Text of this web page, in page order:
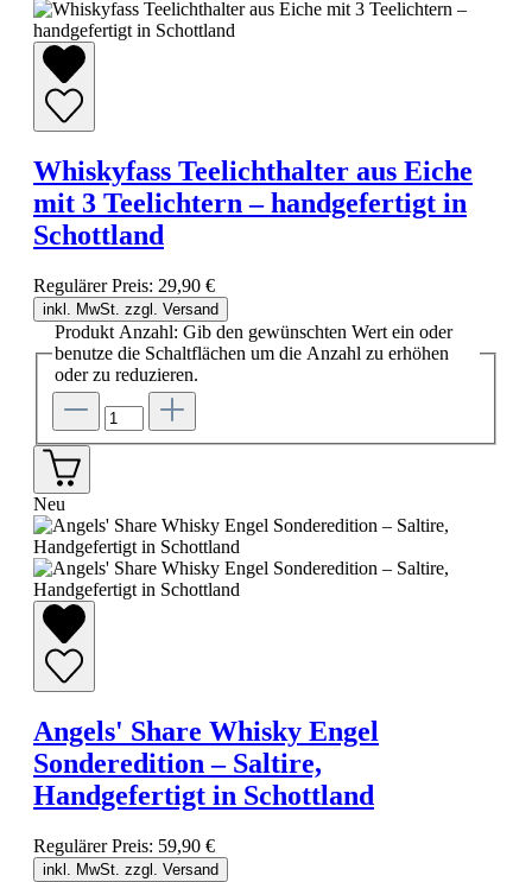
Whiskyfass Teelichthalter aus Eiche
mit 3 Teelichtern – handgefertigt in
Schottland
Regulärer Preis: 29,90 €
inkl. MwSt. zzgl. Versand
Produkt Anzahl: Gib den gewünschten Wert ein oder
benutze die Schaltflächen um die Anzahl zu erhöhen
oder zu reduzieren.
Neu
Angels' Share Whisky Engel
Sonderedition – Saltire,
Handgefertigt in Schottland
Regulärer Preis: 59,90 €
inkl. MwSt. zzgl. Versand